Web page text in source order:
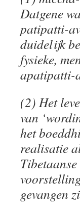
Datgene
patipatti-
duidelijk
fysieke,
apatipatti-
(2) Het
van
het
realisatie
gevangen